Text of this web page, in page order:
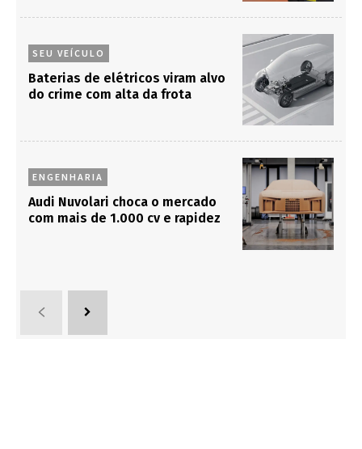
SEU VEÍCULO
Baterias de elétricos viram alvo
do crime com alta da frota
ENGENHARIA
Audi Nuvolari choca o mercado
com mais de 1.000 cv e rapidez